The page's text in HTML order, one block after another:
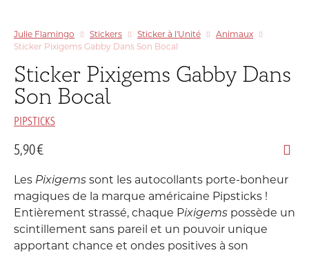
Julie Flamingo Stickers Sticker à l'Unité
Animaux
Sticker Pixigems Gabby Dans Son Bocal
Sticker Pixigems Gabby Dans
Son Bocal
PIPSTICKS
5,90€
Les Pixigems sont les autocollants porte-bonheur
magiques de la marque américaine Pipsticks !
Entièrement strassé, chaque Pixigems possède un
scintillement sans pareil et un pouvoir unique
apportant chance et ondes positives à son